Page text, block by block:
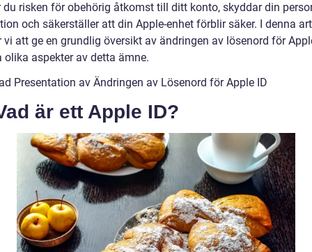
du risken för obehörig åtkomst till ditt konto, skyddar din
och säkerställer att din Apple-enhet förblir säker. I denna
vi att ge en grundlig översikt av ändringen av lösenord för
olika aspekter av detta ämne.
Presentation av Ändringen av Lösenord för Apple ID
är ett Apple ID?